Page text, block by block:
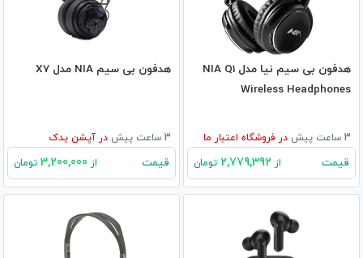
هدفون بی سیم نیا مدل NIA Q1
Wireless Headphones
3 ساعت پیش در فروشگاه اعتبار ما
قیمت از تومان
هدفون بی سیم NIA مدل X7
3 ساعت پیش در آپشن یدک
قیمت از تومان